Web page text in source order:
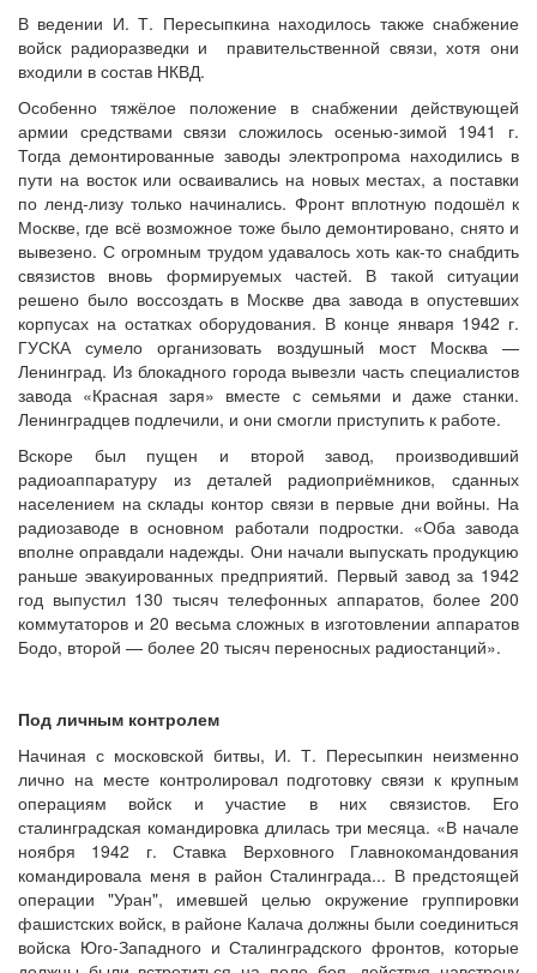
В ведении И. Т. Пересыпкина находилось также снабжение
войск радиоразведки и правительственной связи, хотя они
входили в состав НКВД.
Особенно тяжёлое положение в снабжении действующей
армии средствами связи сложилось осенью-зимой 1941 г.
Тогда демонтированные заводы электропрома находились в
пути на восток или осваивались на новых местах, а поставки
по ленд-лизу только начинались. Фронт вплотную подошёл к
Москве, где всё возможное тоже было демонтировано, снято и
вывезено. С огромным трудом удавалось хоть как-то снабдить
связистов вновь формируемых частей. В такой ситуации
решено было воссоздать в Москве два завода в опустевших
корпусах на остатках оборудования. В конце января 1942 г.
ГУСКА сумело организовать воздушный мост Москва —
Ленинград. Из блокадного города вывезли часть специалистов
завода «Красная заря» вместе с семьями и даже станки.
Ленинградцев подлечили, и они смогли приступить к работе.
Вскоре был пущен и второй завод, производивший
радиоаппаратуру из деталей радиоприёмников, сданных
населением на склады контор связи в первые дни войны. На
радиозаводе в основном работали подростки. «Оба завода
вполне оправдали надежды. Они начали выпускать продукцию
раньше эвакуированных предприятий. Первый завод за 1942
год выпустил 130 тысяч телефонных аппаратов, более 200
коммутаторов и 20 весьма сложных в изготовлении аппаратов
Бодо, второй — более 20 тысяч переносных радиостанций».
Под личным контролем
Начиная с московской битвы, И. Т. Пересыпкин неизменно
лично на месте контролировал подготовку связи к крупным
операциям войск и участие в них связистов. Его
сталинградская командировка длилась три месяца. «В начале
ноября 1942 г. Ставка Верховного Главнокомандования
командировала меня в район Сталинграда... В предстоящей
операции "Уран", имевшей целью окружение группировки
фашистских войск, в районе Калача должны были соединиться
войска Юго-Западного и Сталинградского фронтов, которые